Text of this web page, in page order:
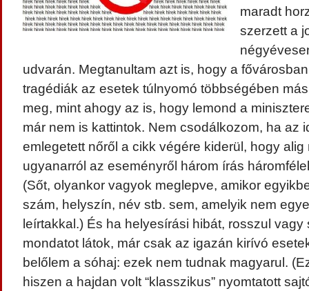
maradt
szerzett a
udvarán. Megtanultam azt is, hogy a
tragédiák az esetek túlnyomó többségében
meg, mint ahogy az is, hogy lemond a
már nem is kattintok. Nem csodálkozom, ha az
emlegetett nőről a cikk végére kiderül, hogy
ugyanarról az eseményről három írás
(Sőt, olyankor vagyok meglepve, amikor
szám, helyszín, név stb. sem, amelyik nem
leírtakkal.) És ha helyesírási hibát, rosszul
mondatot látok, már csak az igazán kirívó
belőlem a sóhaj: ezek nem tudnak magyarul.
hiszen a hajdan volt “klasszikus” nyomtatott